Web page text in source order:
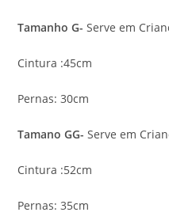
Tamanho G- Serve em
Cintura :45cm
Pernas: 30cm
Tamano GG- Serve em
Cintura :52cm
Pernas: 35cm